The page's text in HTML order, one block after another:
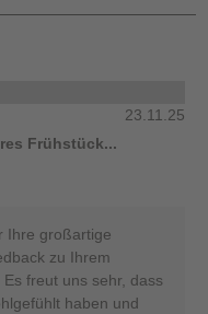
23.11.25
Frühstück...
Ihre großartige
zu Ihrem
freut uns sehr, dass
haben und